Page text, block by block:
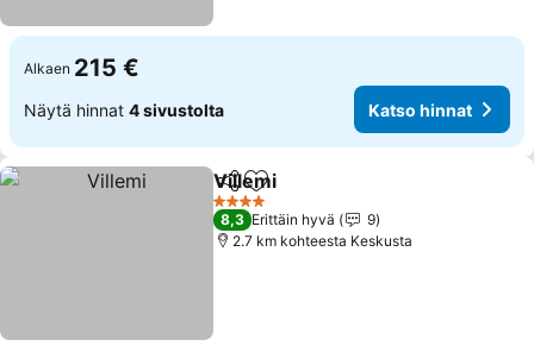
Alkaen 215 €
Näytä hinnat 4 sivustolta Katso hinnat
Jaa Lisää suosikkeihin
Villemi
4 Tähtiluokitus
8,3 Erittäin hyvä
9
2.7 km kohteesta Keskusta